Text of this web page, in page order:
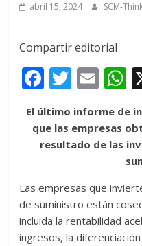
abril 15, 2024 SCM-
Compartir editorial
F
ac
e
b
o
k
T
w
itt
er
E
ai
l
h
s
A
p
p
El último informe de
que las empresas
resultado de las
Las empresas que
de suministro están
incluida la rentabilidad
ingresos, la